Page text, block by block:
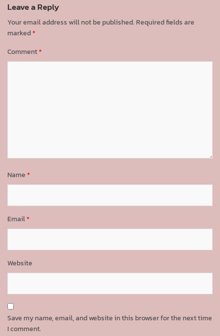
i
g
a
t
Leave a Reply
Your email address will not be published. Required fields are
marked*
Comment*
Name*
Email*
Website
Save my name, email, and website in this browser for the next time
I comment.